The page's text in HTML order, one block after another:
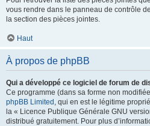
vous rendre dans le panneau de contrôle
la section des pièces jointes.
Haut
À propos de phpBB
Qui a développé ce logiciel de forum de
Ce programme (dans sa forme non
phpBB Limited , qui en est le légitime
la « Licence Publique Générale GNU
distribué gratuitement. Pour plus